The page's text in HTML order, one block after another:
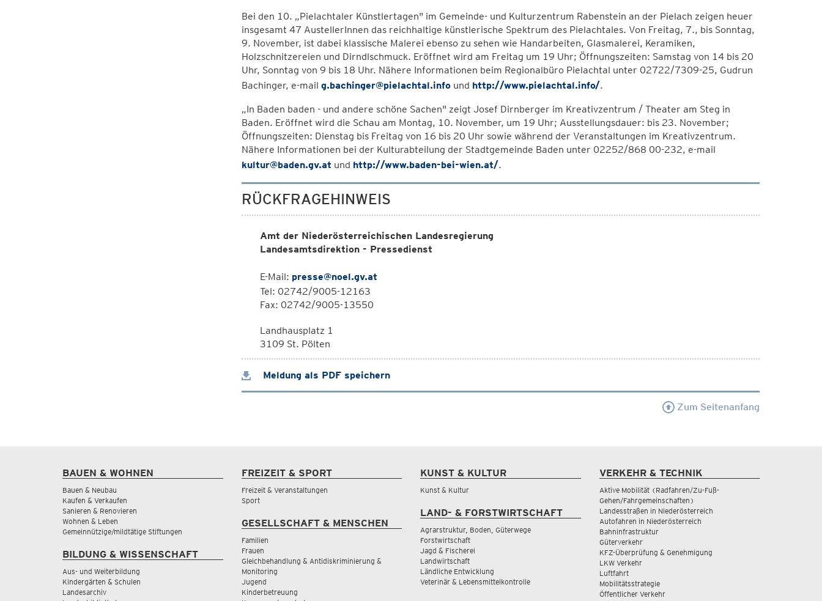
Bei den 10. „Pielachtaler Künstlertagen" im Gemeinde- und Kulturzentrum Rabenstein an der Pielach zeigen heuer
insgesamt 47 AustellerInnen das reichhaltige künstlerische Spektrum des Pielachtales. Von Freitag, 7., bis Sonntag,
9. November, ist dabei klassische Malerei ebenso zu sehen wie Handarbeiten, Glasmalerei, Keramiken,
Holzschnitzereien und Dirndlschmuck. Eröffnet wird am Freitag um 19 Uhr; Öffnungszeiten: Samstag von 14 bis 20
Uhr, Sonntag von 9 bis 18 Uhr. Nähere Informationen beim Regionalbüro Pielachtal unter 02722/7309-25, Gudrun
Bachinger, e-mail g.bachinger@pielachtal.infound http://www.pielachtal.info/.
„In Baden baden - und andere schöne Sachen" zeigt Josef Dirnberger im Kreativzentrum / Theater am Steg in
Baden. Eröffnet wird die Schau am Montag, 10. November, um 19 Uhr; Ausstellungsdauer: bis 23. November;
Öffnungszeiten: Dienstag bis Freitag von 16 bis 20 Uhr sowie während der Veranstaltungen im Kreativzentrum.
Nähere Informationen bei der Kulturabteilung der Stadtgemeinde Baden unter 02252/868 00-232, e-mail
kultur@baden.gv.at und http://www.baden-bei-wien.at/.
RÜCKFRAGEHINWEIS
Amt der Niederösterreichischen Landesregierung
Landesamtsdirektion - Pressedienst
E-Mail: presse@noel.gv.at
Tel: 02742/9005-12163
Fax: 02742/9005-13550
Landhausplatz 1
3109 St. Pölten
Meldung als PDF speichern
Zum Seitenanfang
BAUEN & WOHNEN
Bauen & Neubau
Kaufen & Verkaufen
Sanieren & Renovieren
Wohnen & Leben
Gemeinnützige/mildtätige Stiftungen
BILDUNG & WISSENSCHAFT
Aus- und Weiterbildung
Kindergärten & Schulen
Landesarchiv
FREIZEIT & SPORT
Freizeit & Veranstaltungen
Sport
GESELLSCHAFT & MENSCHEN
Familien
Frauen
Gleichbehandlung & Antidiskriminierung &
Monitoring
Jugend
Kinderbetreuung
KUNST & KULTUR
Kunst & Kultur
LAND- & FORSTWIRTSCHAFT
Agrarstruktur, Boden, Güterwege
Forstwirtschaft
Jagd & Fischerei
Landwirtschaft
Ländliche Entwicklung
Veterinär & Lebensmittelkontrolle
VERKEHR & TECHNIK
Aktive Mobilität (Radfahren/Zu-Fuß-
Gehen/Fahrgemeinschaften)
Landesstraßen in Niederösterreich
Autofahren in Niederösterreich
Bahninfrastruktur
Güterverkehr
KFZ-Überprüfung & Genehmigung
LKW Verkehr
Luftfahrt
Mobilitätsstrategie
Öffentlicher Verkehr